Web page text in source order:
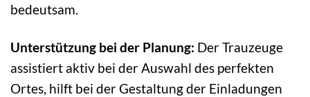
bedeutsam.
Unterstützung bei der Planung: Der Trauzeuge
assistiert aktiv bei der Auswahl des perfekten
Ortes, hilft bei der Gestaltung der Einladungen